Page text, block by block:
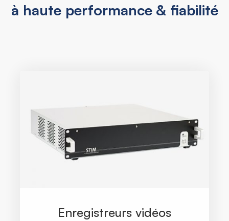
à haute performance & fiabilité
Enregistreurs vidéos